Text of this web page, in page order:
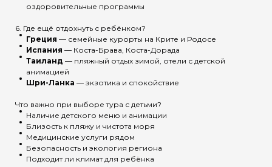
оздоровительные программы
6. Где ещё отдохнуть с ребёнком?
Греция — семейные курорты на Крите и Родосе
Испания — Коста-Брава, Коста-Дорада
Таиланд — пляжный отдых зимой, отели с детской
анимацией
Шри-Ланка — экзотика и спокойствие
Что важно при выборе тура с детьми?
Наличие детского меню и анимации
Близость к пляжу и чистота моря
Медицинские услуги рядом
Безопасность и экология региона
Подходит ли климат для ребёнка